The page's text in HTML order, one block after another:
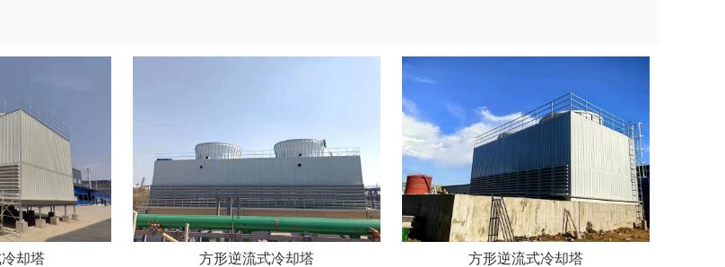
却塔 方形逆流式冷却塔 方形逆流式冷却塔